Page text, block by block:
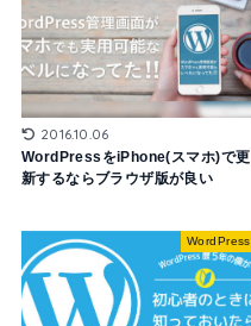
2016.10.06
WordPressをiPhone(スマホ)で更
新するならブラウザ版が良い
WordPress